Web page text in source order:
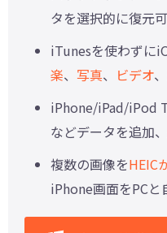
タを選択的に復元
iTunesを使わずに
楽、 写真、 ビデオ、
iPhone/iPad/iPod
などデータを追加
複数の画像をHEIC
iPhone画面をPCと